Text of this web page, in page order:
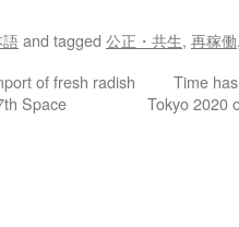
and tagged 公正・共生, 再稼働
of fresh radish
Space
Time
Tokyo 2020